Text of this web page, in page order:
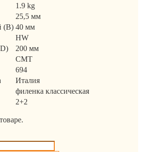
1.9 kg
25,5 мм
(B) 40 мм
HW
200 мм
CMT
694
Италия
филенка классическая
2+2